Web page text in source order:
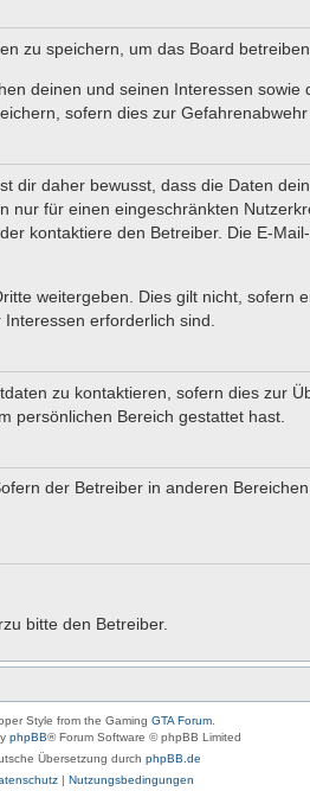
zu speichern, um das Board
deinen und seinen Interessen
sofern dies zur
daher bewusst, dass die Daten
für einen eingeschränkten
kontaktiere den Betreiber. Die E-
weitergeben. Dies gilt nicht, sofern
erforderlich sind.
zu kontaktieren, sofern dies zur
persönlichen Bereich gestattet hast.
der Betreiber in anderen
bitte den Betreiber.
Style from the Gaming GTA Forum
phpBB® Forum Software © phpBB Limited
Übersetzung durch phpBB.de
| Nutzungsbedingungen